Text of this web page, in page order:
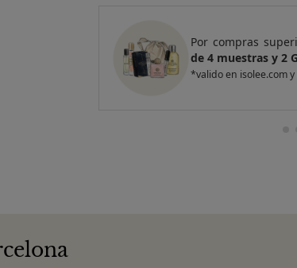
Por compras
de 4 muestras y 2
*valido en isolee.com